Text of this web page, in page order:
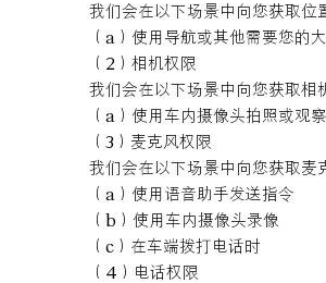
我们会在以下场景中向您获取位
（a）使用导航或其他需要您的
（2）相机权限
我们会在以下场景中向您获取相
（a）使用车内摄像头拍照或观
（3）麦克风权限
我们会在以下场景中向您获取麦
（a）使用语音助手发送指令
（b）使用车内摄像头录像
（c）在车端拨打电话时
（4）电话权限